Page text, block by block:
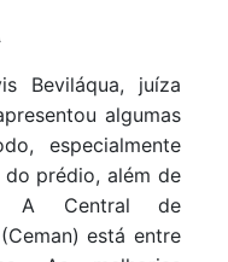
Beviláqua, juíza
algumas
especialmente
prédio, além de
A Central de
está entre